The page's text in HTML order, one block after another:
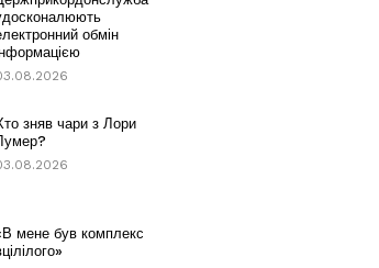
обмін
зняв чари з Лори
мене був комплекс